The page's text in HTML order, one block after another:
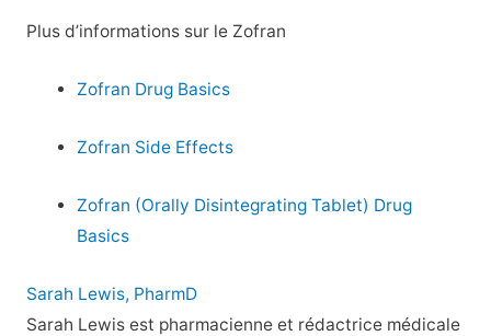
Plus d’informations sur le Zofran
Zofran Drug Basics
Zofran Side Effects
Zofran (Orally Disintegrating Tablet) Drug
Basics
Sarah Lewis, PharmD
Sarah Lewis est pharmacienne et rédactrice médicale